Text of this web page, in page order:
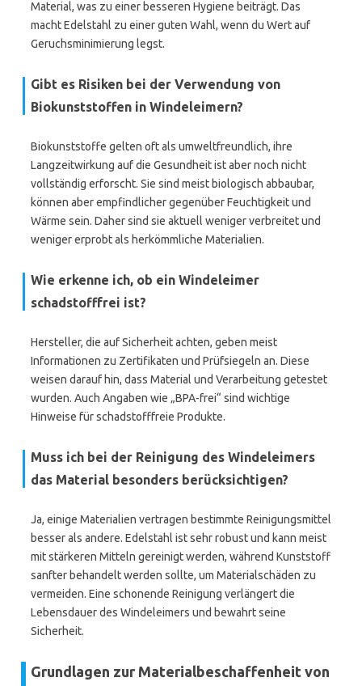
Material, was zu einer besseren Hygiene beiträgt. Das
macht Edelstahl zu einer guten Wahl, wenn du Wert auf
Geruchsminimierung legst.
Gibt es Risiken bei der Verwendung von
Biokunststoffen in Windeleimern?
Biokunststoffe gelten oft als umweltfreundlich, ihre
Langzeitwirkung auf die Gesundheit ist aber noch nicht
vollständig erforscht. Sie sind meist biologisch abbaubar,
können aber empfindlicher gegenüber Feuchtigkeit und
Wärme sein. Daher sind sie aktuell weniger verbreitet und
weniger erprobt als herkömmliche Materialien.
Wie erkenne ich, ob ein Windeleimer
schadstofffrei ist?
Hersteller, die auf Sicherheit achten, geben meist
Informationen zu Zertifikaten und Prüfsiegeln an. Diese
weisen darauf hin, dass Material und Verarbeitung getestet
wurden. Auch Angaben wie „BPA-frei“ sind wichtige
Hinweise für schadstofffreie Produkte.
Muss ich bei der Reinigung des Windeleimers
das Material besonders berücksichtigen?
Ja, einige Materialien vertragen bestimmte Reinigungsmittel
besser als andere. Edelstahl ist sehr robust und kann meist
mit stärkeren Mitteln gereinigt werden, während Kunststoff
sanfter behandelt werden sollte, um Materialschäden zu
vermeiden. Eine schonende Reinigung verlängert die
Lebensdauer des Windeleimers und bewahrt seine
Sicherheit.
Grundlagen zur Materialbeschaffenheit von